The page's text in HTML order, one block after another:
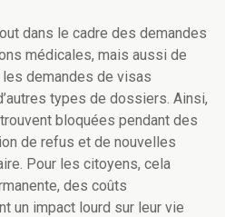
dans le cadre des demandes
médicales, mais aussi de
demandes de visas
types de dossiers. Ainsi,
bloquées pendant des
de refus et de nouvelles
Pour les citoyens, cela
des coûts
un impact lourd sur leur vie